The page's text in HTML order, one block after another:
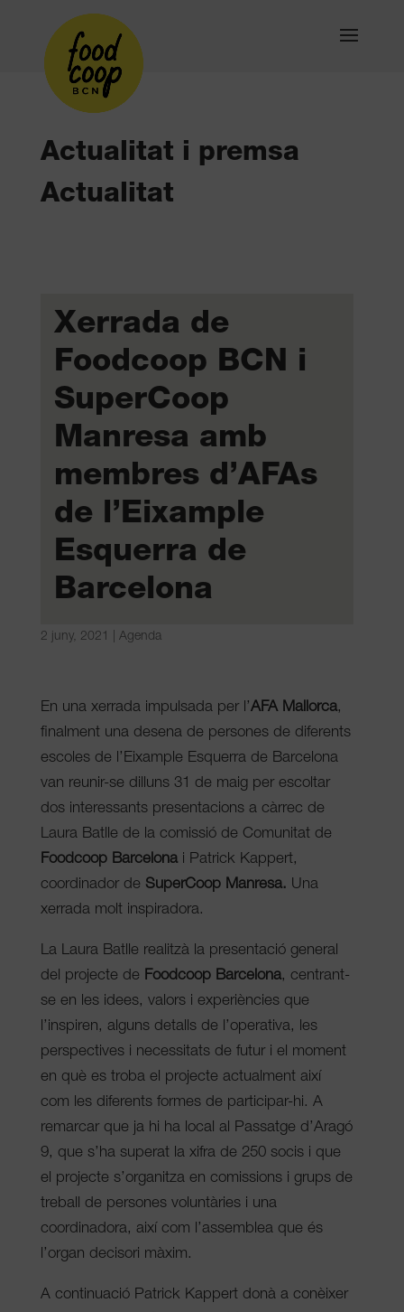
Actualitat i premsa
Actualitat
Xerrada de
Foodcoop BCN i
SuperCoop
Manresa amb
membres d’AFAs
de l’Eixample
Esquerra de
Barcelona
2 juny, 2021 Agenda
En una xerrada impulsada per l’AFA Mallorca,
finalment una desena de persones de diferents
escoles de l’Eixample Esquerra de Barcelona
van reunir-se dilluns 31 de maig per escoltar
dos interessants presentacions a càrrec de
Laura Batlle de la comissió de Comunitat de
Foodcoop Barcelonai Patrick Kappert,
coordinador de SuperCoop Manresa. Una
xerrada molt inspiradora.
La Laura Batlle realitzà la presentació general
del projecte de Foodcoop Barcelona, centrant-
se en les idees, valors i experiències que
l’inspiren, alguns detalls de l’operativa, les
perspectives i necessitats de futur i el moment
en què es troba el projecte actualment així
com les diferents formes de participar-hi. A
remarcar que ja hi ha local al Passatge d’Aragó
9, que s’ha superat la xifra de 250 socis i que
el projecte s’organitza en comissions i grups de
treball de persones voluntàries i una
coordinadora, així com l’assemblea que és
l’organ decisori màxim.
A continuació Patrick Kappert donà a conèixer